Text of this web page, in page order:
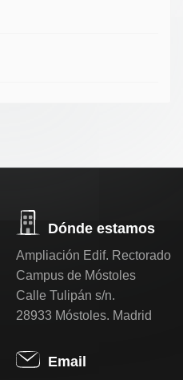
Dónde estamos
Ampliación Edif. Rectorado
Campus de Móstoles
Calle Tulipán s/n.
28933 Móstoles. Madrid
Email